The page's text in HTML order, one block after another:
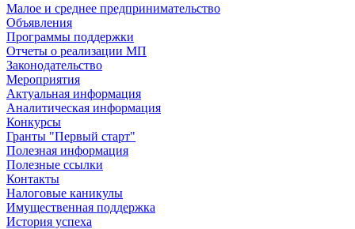
Малое и среднее предпринимательство
Объявления
Программы поддержки
Отчеты о реализации МП
Законодательство
Мероприятия
Актуальная информация
Аналитическая информация
Конкурсы
Гранты "Первый старт"
Полезная информация
Полезные ссылки
Контакты
Налоговые каникулы
Имущественная поддержка
История успеха